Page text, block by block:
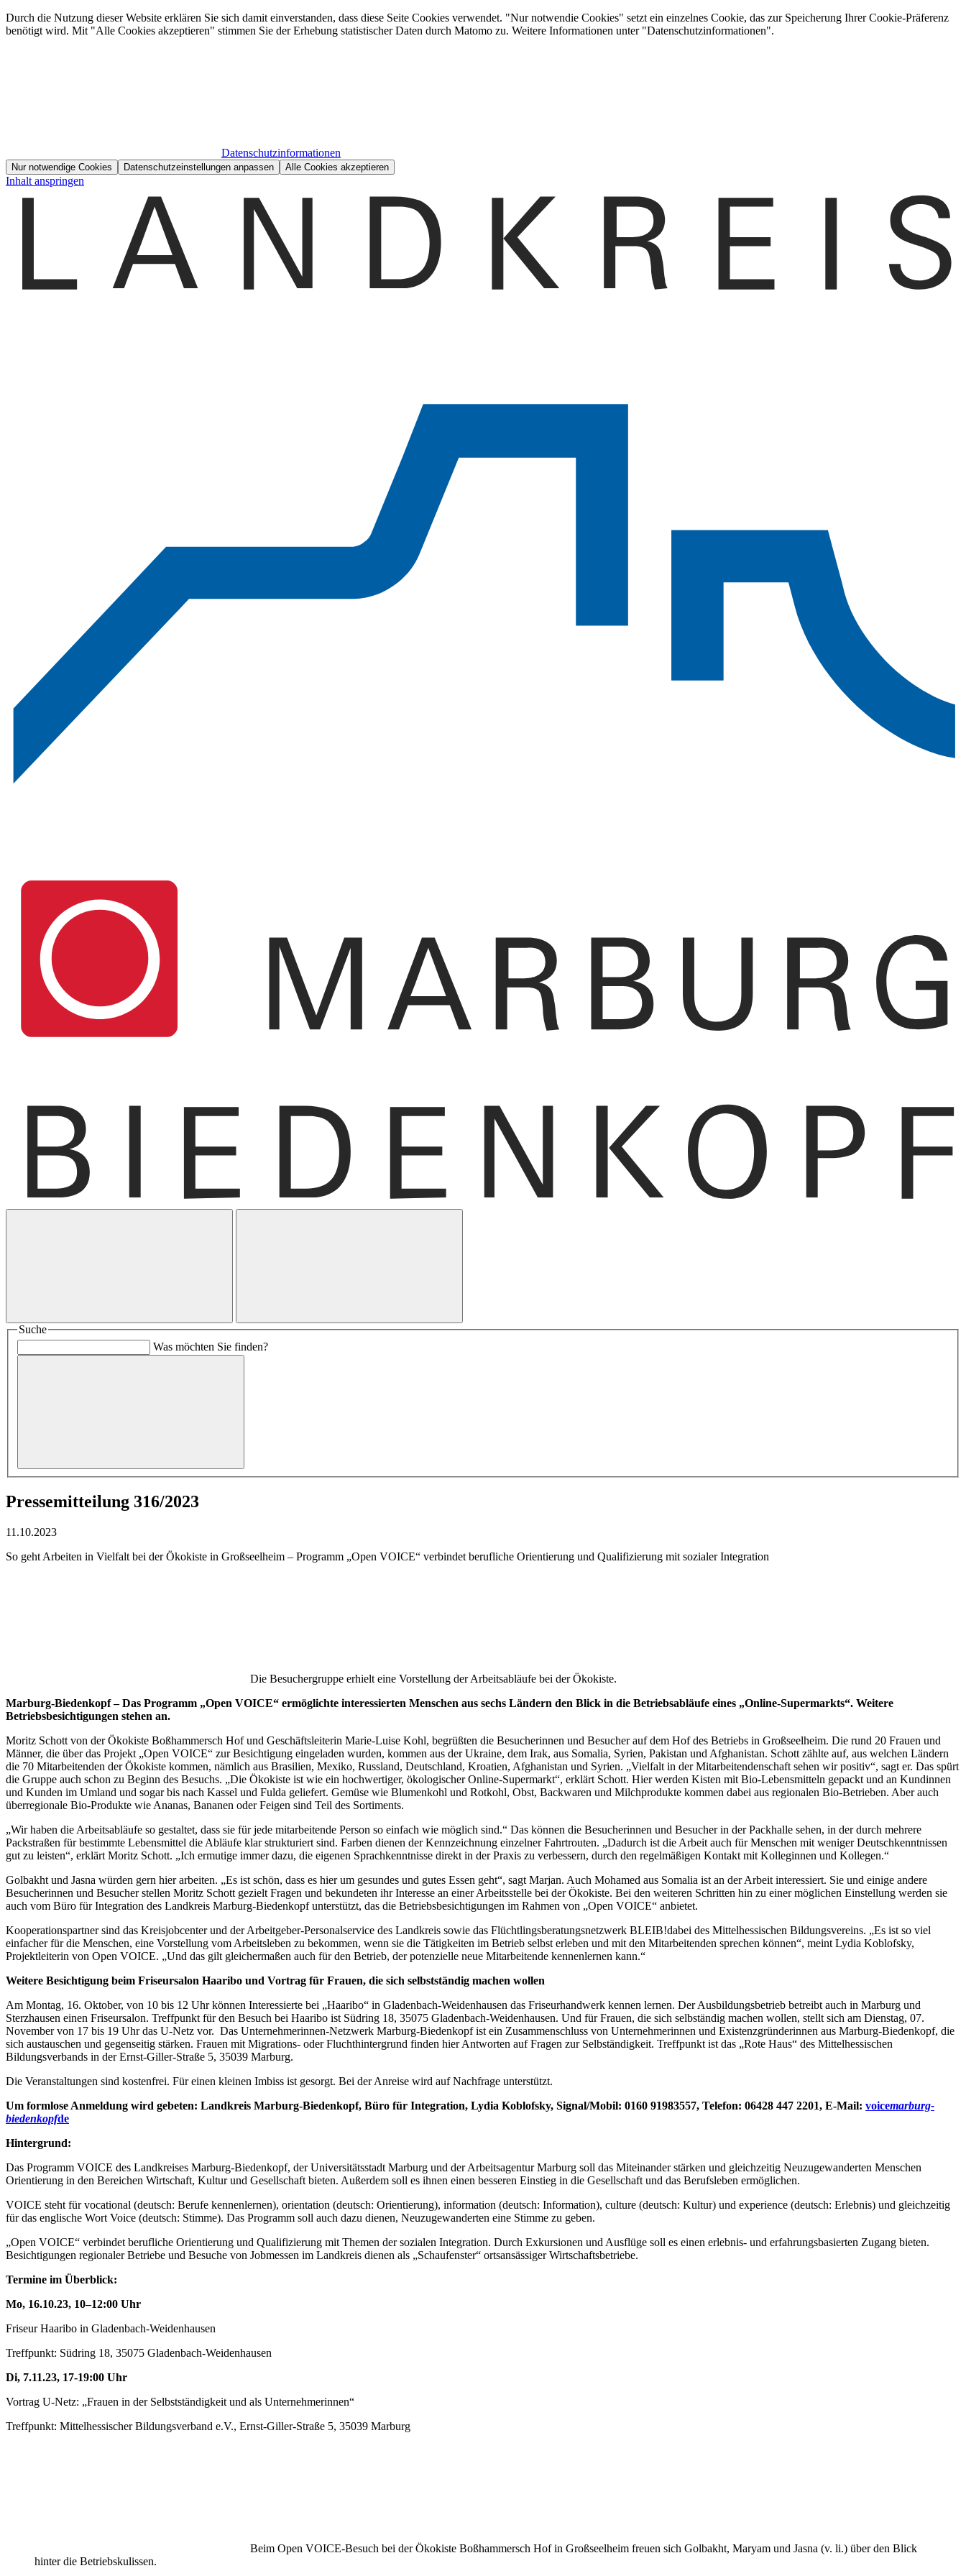
Durch die Nutzung dieser Website erklären Sie sich damit einverstanden, dass diese Seite Cookies verwendet. "Nur notwendie Cookies" setzt ein einzelnes Cookie, das zur Speicherung Ihrer Cookie-Präferenz
benötigt wird. Mit "Alle Cookies akzeptieren" stimmen Sie der Erhebung statistischer Daten durch Matomo zu. Weitere Informationen unter "Datenschutzinformationen".
Datenschutzinformationen
Nur notwendige Cookies Datenschutzeinstellungen anpassen Alle Cookies akzeptieren
Inhalt anspringen
Suche
Was möchten Sie finden?
Pressemitteilung 316/2023
11.10.2023
So geht Arbeiten in Vielfalt bei der Ökokiste in Großseelheim – Programm „Open VOICE“ verbindet berufliche Orientierung und Qualifizierung mit sozialer Integration
Die Besuchergruppe erhielt eine Vorstellung der Arbeitsabläufe bei der Ökokiste.
Marburg-Biedenkopf – Das Programm „Open VOICE“ ermöglichte interessierten Menschen aus sechs Ländern den Blick in die Betriebsabläufe eines „Online-Supermarkts“. Weitere
Betriebsbesichtigungen stehen an.
Moritz Schott von der Ökokiste Boßhammersch Hof und Geschäftsleiterin Marie-Luise Kohl, begrüßten die Besucherinnen und Besucher auf dem Hof des Betriebs in Großseelheim. Die rund 20 Frauen und
Männer, die über das Projekt „Open VOICE“ zur Besichtigung eingeladen wurden, kommen aus der Ukraine, dem Irak, aus Somalia, Syrien, Pakistan und Afghanistan. Schott zählte auf, aus welchen Ländern
die 70 Mitarbeitenden der Ökokiste kommen, nämlich aus Brasilien, Mexiko, Russland, Deutschland, Kroatien, Afghanistan und Syrien. „Vielfalt in der Mitarbeitendenschaft sehen wir positiv“, sagt er. Das spürt
die Gruppe auch schon zu Beginn des Besuchs. „Die Ökokiste ist wie ein hochwertiger, ökologischer Online-Supermarkt“, erklärt Schott. Hier werden Kisten mit Bio-Lebensmitteln gepackt und an Kundinnen
und Kunden im Umland und sogar bis nach Kassel und Fulda geliefert. Gemüse wie Blumenkohl und Rotkohl, Obst, Backwaren und Milchprodukte kommen dabei aus regionalen Bio-Betrieben. Aber auch
überregionale Bio-Produkte wie Ananas, Bananen oder Feigen sind Teil des Sortiments.
„Wir haben die Arbeitsabläufe so gestaltet, dass sie für jede mitarbeitende Person so einfach wie möglich sind.“ Das können die Besucherinnen und Besucher in der Packhalle sehen, in der durch mehrere
Packstraßen für bestimmte Lebensmittel die Abläufe klar strukturiert sind. Farben dienen der Kennzeichnung einzelner Fahrtrouten. „Dadurch ist die Arbeit auch für Menschen mit weniger Deutschkenntnissen
gut zu leisten“, erklärt Moritz Schott. „Ich ermutige immer dazu, die eigenen Sprachkenntnisse direkt in der Praxis zu verbessern, durch den regelmäßigen Kontakt mit Kolleginnen und Kollegen.“
Golbakht und Jasna würden gern hier arbeiten. „Es ist schön, dass es hier um gesundes und gutes Essen geht“, sagt Marjan. Auch Mohamed aus Somalia ist an der Arbeit interessiert. Sie und einige andere
Besucherinnen und Besucher stellen Moritz Schott gezielt Fragen und bekundeten ihr Interesse an einer Arbeitsstelle bei der Ökokiste. Bei den weiteren Schritten hin zu einer möglichen Einstellung werden sie
auch vom Büro für Integration des Landkreis Marburg-Biedenkopf unterstützt, das die Betriebsbesichtigungen im Rahmen von „Open VOICE“ anbietet.
Kooperationspartner sind das Kreisjobcenter und der Arbeitgeber-Personalservice des Landkreis sowie das Flüchtlingsberatungsnetzwerk BLEIB!dabei des Mittelhessischen Bildungsvereins. „Es ist so viel
einfacher für die Menschen, eine Vorstellung vom Arbeitsleben zu bekommen, wenn sie die Tätigkeiten im Betrieb selbst erleben und mit den Mitarbeitenden sprechen können“, meint Lydia Koblofsky,
Projektleiterin von Open VOICE. „Und das gilt gleichermaßen auch für den Betrieb, der potenzielle neue Mitarbeitende kennenlernen kann.“
Weitere Besichtigung beim Friseursalon Haaribo und Vortrag für Frauen, die sich selbstständig machen wollen
Am Montag, 16. Oktober, von 10 bis 12 Uhr können Interessierte bei „Haaribo“ in Gladenbach-Weidenhausen das Friseurhandwerk kennen lernen. Der Ausbildungsbetrieb betreibt auch in Marburg und
Sterzhausen einen Friseursalon. Treffpunkt für den Besuch bei Haaribo ist Südring 18, 35075 Gladenbach-Weidenhausen. Und für Frauen, die sich selbständig machen wollen, stellt sich am Dienstag, 07.
November von 17 bis 19 Uhr das U-Netz vor. Das Unternehmerinnen-Netzwerk Marburg-Biedenkopf ist ein Zusammenschluss von Unternehmerinnen und Existenzgründerinnen aus Marburg-Biedenkopf, die
sich austauschen und gegenseitig stärken. Frauen mit Migrations- oder Fluchthintergrund finden hier Antworten auf Fragen zur Selbständigkeit. Treffpunkt ist das „Rote Haus“ des Mittelhessischen
Bildungsverbands in der Ernst-Giller-Straße 5, 35039 Marburg.
Die Veranstaltungen sind kostenfrei. Für einen kleinen Imbiss ist gesorgt. Bei der Anreise wird auf Nachfrage unterstützt.
Um formlose Anmeldung wird gebeten: Landkreis Marburg-Biedenkopf, Büro für Integration, Lydia Koblofsky, Signal/Mobil: 0160 91983557, Telefon: 06428 447 2201, E-Mail: voicemarburg-
biedenkopfde
Hintergrund:
Das Programm VOICE des Landkreises Marburg-Biedenkopf, der Universitätsstadt Marburg und der Arbeitsagentur Marburg soll das Miteinander stärken und gleichzeitig Neuzugewanderten Menschen
Orientierung in den Bereichen Wirtschaft, Kultur und Gesellschaft bieten. Außerdem soll es ihnen einen besseren Einstieg in die Gesellschaft und das Berufsleben ermöglichen.
VOICE steht für vocational (deutsch: Berufe kennenlernen), orientation (deutsch: Orientierung), information (deutsch: Information), culture (deutsch: Kultur) und experience (deutsch: Erlebnis) und gleichzeitig
für das englische Wort Voice (deutsch: Stimme). Das Programm soll auch dazu dienen, Neuzugewanderten eine Stimme zu geben.
„Open VOICE“ verbindet berufliche Orientierung und Qualifizierung mit Themen der sozialen Integration. Durch Exkursionen und Ausflüge soll es einen erlebnis- und erfahrungsbasierten Zugang bieten.
Besichtigungen regionaler Betriebe und Besuche von Jobmessen im Landkreis dienen als „Schaufenster“ ortsansässiger Wirtschaftsbetriebe.
Termine im Überblick:
Mo, 16.10.23, 10–12:00 Uhr
Friseur Haaribo in Gladenbach-Weidenhausen
Treffpunkt: Südring 18, 35075 Gladenbach-Weidenhausen
Di, 7.11.23, 17-19:00 Uhr
Vortrag U-Netz: „Frauen in der Selbstständigkeit und als Unternehmerinnen“
Treffpunkt: Mittelhessischer Bildungsverband e.V., Ernst-Giller-Straße 5, 35039 Marburg
Beim Open VOICE-Besuch bei der Ökokiste Boßhammersch Hof in Großseelheim freuen sich Golbakht, Maryam und Jasna (v. li.) über den Blick
hinter die Betriebskulissen.